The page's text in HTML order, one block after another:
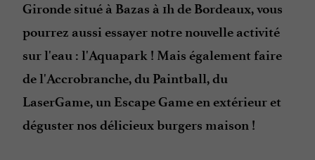
Gironde situé à Bazas à 1h de Bordeaux, vous
pourrez aussi essayer notre nouvelle activité
sur l'eau : l'Aquapark ! Mais également faire
de l'Accrobranche, du Paintball, du
LaserGame, un Escape Game en extérieur et
déguster nos délicieux burgers maison !